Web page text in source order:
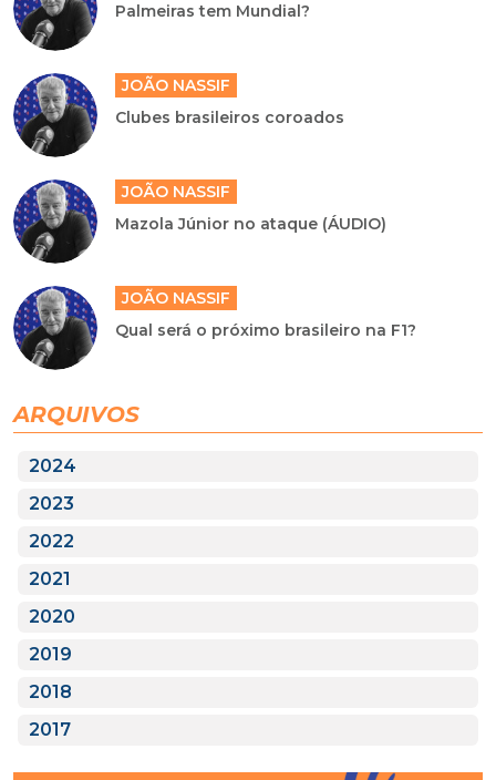
Palmeiras tem Mundial?
JOÃO NASSIF
Clubes brasileiros coroados
JOÃO NASSIF
Mazola Júnior no ataque (ÁUDIO)
JOÃO NASSIF
Qual será o próximo brasileiro na F1?
ARQUIVOS
2024
2023
2022
2021
2020
2019
2018
2017